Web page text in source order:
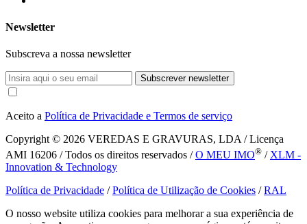
Newsletter
Subscreva a nossa newsletter
Subscrever newsletter
Aceito a Política de Privacidade e Termos de serviço
Copyright © 2026 VEREDAS E GRAVURAS, LDA / Licença
AMI 16206 / Todos os direitos reservados /O MEU IMO® / XLM -
Innovation & Technology
Política de Privacidade /Política de Utilização de Cookies /RAL
O nosso website utiliza cookies para melhorar a sua experiência de